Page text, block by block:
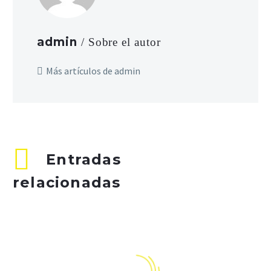
admin / Sobre el autor
Más artículos de admin
Entradas
relacionadas